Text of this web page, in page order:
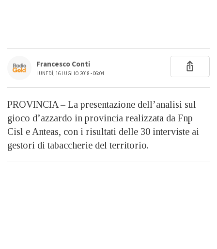
Francesco Conti
LUNEDÌ, 16 LUGLIO 2018 - 06:04
PROVINCIA – La presentazione dell’analisi sul
gioco d’azzardo in provincia realizzata da Fnp
Cisl e Anteas, con i risultati delle 30 interviste ai
gestori di tabaccherie del territorio.